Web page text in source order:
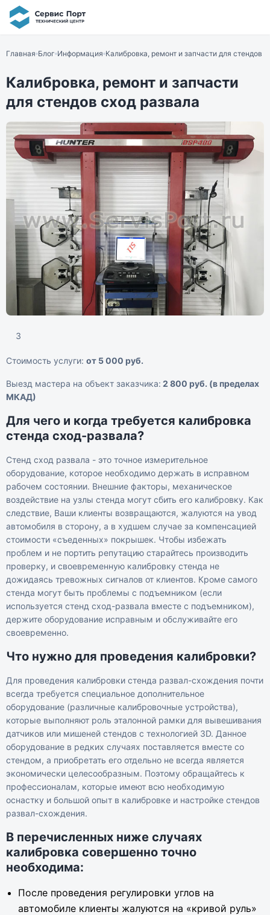
Главная Блог Информация Калибровка, ремонт и запчасти для стендов
Калибровка, ремонт и запчасти
для стендов сход развала
3
Стоимость услуги: от 5 000 руб.
Выезд мастера на объект заказчика: 2 800 руб. (в пределах
МКАД)
Для чего и когда требуется калибровка
стенда сход-развала?
Стенд сход развала - это точное измерительное
оборудование, которое необходимо держать в исправном
рабочем состоянии. Внешние факторы, механическое
воздействие на узлы стенда могут сбить его калибровку. Как
следствие, Ваши клиенты возвращаются, жалуются на увод
автомобиля в сторону, а в худшем случае за компенсацией
стоимости «съеденных» покрышек. Чтобы избежать
проблем и не портить репутацию старайтесь производить
проверку, и своевременную калибровку стенда не
дожидаясь тревожных сигналов от клиентов. Кроме самого
стенда могут быть проблемы с подъемником (если
используется стенд сход-развала вместе с подъемником),
держите оборудование исправным и обслуживайте его
своевременно.
Что нужно для проведения калибровки?
Для проведения калибровки стенда развал-схождения почти
всегда требуется специальное дополнительное
оборудование (различные калибровочные устройства),
которые выполняют роль эталонной рамки для вывешивания
датчиков или мишеней стендов с технологией 3D. Данное
оборудование в редких случаях поставляется вместе со
стендом, а приобретать его отдельно не всегда является
экономически целесообразным. Поэтому обращайтесь к
профессионалам, которые имеют всю необходимую
оснастку и большой опыт в калибровке и настройке стендов
развал-схождения.
В перечисленных ниже случаях
калибровка совершенно точно
необходима:
После проведения регулировки углов на
автомобиле клиенты жалуются на «кривой руль»